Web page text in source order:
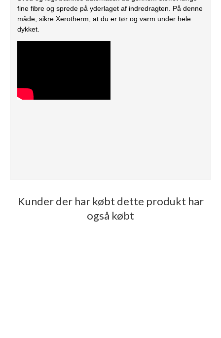
fine fibre og sprede på yderlaget af indredragten. På denne
måde, sikre Xerotherm, at du er tør og varm under hele
dykket.
Kunder der har købt dette produkt har
også købt